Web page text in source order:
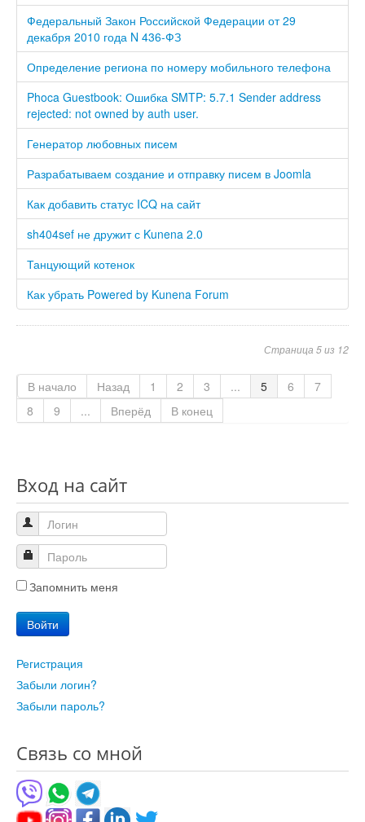
Федеральный Закон Российской Федерации от 29
декабря 2010 года N 436-ФЗ
Определение региона по номеру мобильного телефона
Phoca Guestbook: Ошибка SMTP: 5.7.1 Sender address
rejected: not owned by auth user.
Генератор любовных писем
Разрабатываем создание и отправку писем в Joomla
Как добавить статус ICQ на сайт
sh404sef не дружит с Kunena 2.0
Танцующий котенок
Как убрать Powered by Kunena Forum
Страница 5 из 12
В начало Назад 1 2 3 ... 5 6
7
8
9 ... Вперёд В конец
Вход на сайт
Запомнить меня
Войти
Регистрация
Забыли логин?
Забыли пароль?
Связь со мной